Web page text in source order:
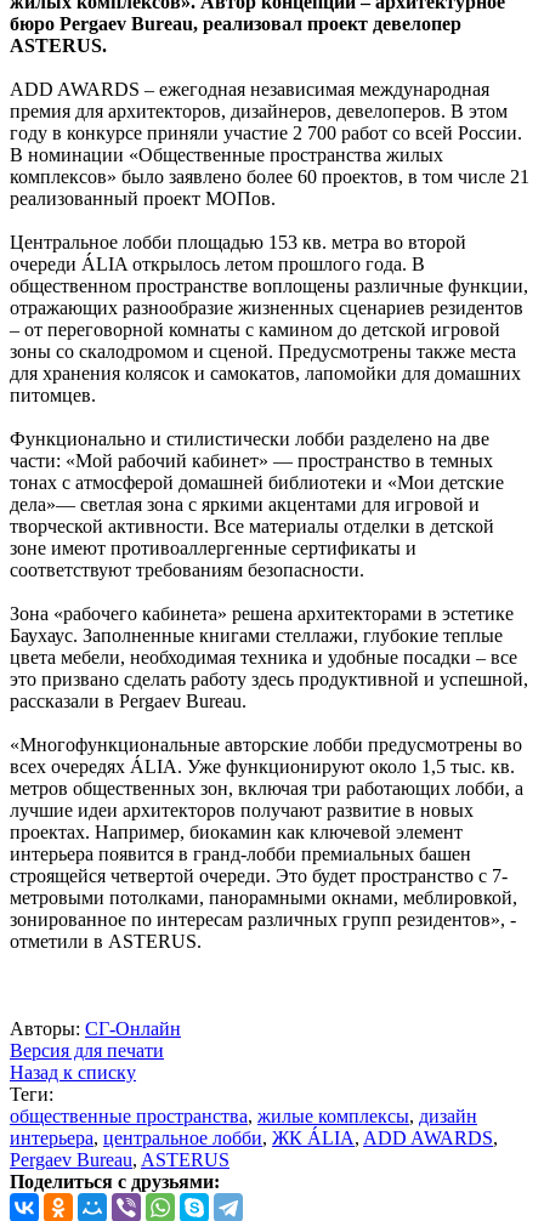
бюро Pergaev Bureau, реализовал проект девелопер
ASTERUS.
ADD AWARDS – ежегодная независимая международная
премия для архитекторов, дизайнеров, девелоперов. В этом
году в конкурсе приняли участие 2 700 работ со всей России.
В номинации «Общественные пространства жилых
комплексов» было заявлено более 60 проектов, в том числе 21
реализованный проект МОПов.
Центральное лобби площадью 153 кв. метра во второй
очереди ÁLIA открылось летом прошлого года. В
общественном пространстве воплощены различные функции,
отражающих разнообразие жизненных сценариев резидентов
– от переговорной комнаты с камином до детской игровой
зоны со скалодромом и сценой. Предусмотрены также места
для хранения колясок и самокатов, лапомойки для домашних
питомцев.
Функционально и стилистически лобби разделено на две
части: «Мой рабочий кабинет» — пространство в темных
тонах с атмосферой домашней библиотеки и «Мои детские
дела»— светлая зона с яркими акцентами для игровой и
творческой активности. Все материалы отделки в детской
зоне имеют противоаллергенные сертификаты и
соответствуют требованиям безопасности.
Зона «рабочего кабинета» решена архитекторами в эстетике
Баухаус. Заполненные книгами стеллажи, глубокие теплые
цвета мебели, необходимая техника и удобные посадки – все
это призвано сделать работу здесь продуктивной и успешной,
рассказали в Pergaev Bureau.
«Многофункциональные авторские лобби предусмотрены во
всех очередях ÁLIA. Уже функционируют около 1,5 тыс. кв.
метров общественных зон, включая три работающих лобби, а
лучшие идеи архитекторов получают развитие в новых
проектах. Например, биокамин как ключевой элемент
интерьера появится в гранд-лобби премиальных башен
строящейся четвертой очереди. Это будет пространство с 7-
метровыми потолками, панорамными окнами, меблировкой,
зонированное по интересам различных групп резидентов», -
отметили в ASTERUS.
Авторы: СГ-Онлайн
Версия для печати
Назад к списку
Теги:
общественные пространства, жилые комплексы, дизайн
интерьера, центральное лобби, ЖК ÁLIA, ADD AWARDS,
Pergaev Bureau, ASTERUS
Поделиться с друзьями: